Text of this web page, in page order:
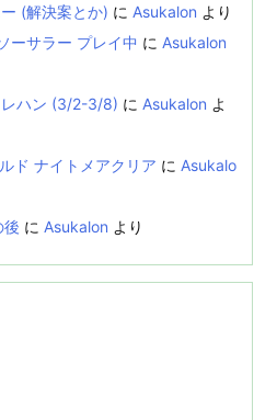
(解決案とか) に Asukalon より
ーサラー プレイ中 に Asukalon
レハン (3/2-3/8) に Asukalon よ
ド ナイトメアクリア に Asukalo
後 に Asukalon より